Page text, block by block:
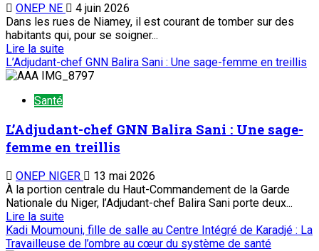
ONEP NE
4 juin 2026
Dans les rues de Niamey, il est courant de tomber sur des
habitants qui, pour se soigner...
Lire la suite
L’Adjudant-chef GNN Balira Sani : Une sage-femme en treillis
Santé
L’Adjudant-chef GNN Balira Sani : Une sage-
femme en treillis
ONEP NIGER
13 mai 2026
À la portion centrale du Haut-Commandement de la Garde
Nationale du Niger, l’Adjudant-chef Balira Sani porte deux...
Lire la suite
Kadi Moumouni, fille de salle au Centre Intégré de Karadjé : La
Travailleuse de l’ombre au cœur du système de santé